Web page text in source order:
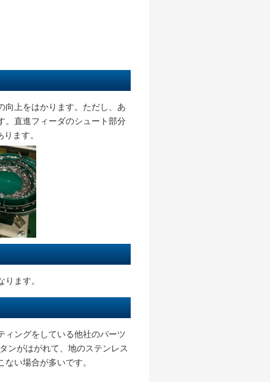
向上をはかります。ただし、あ
。直進フィーダのシュート部分
ます。
ます。
ングをしている他社のパーツ
がはがれて、地のステンレス
い場合が多いです。